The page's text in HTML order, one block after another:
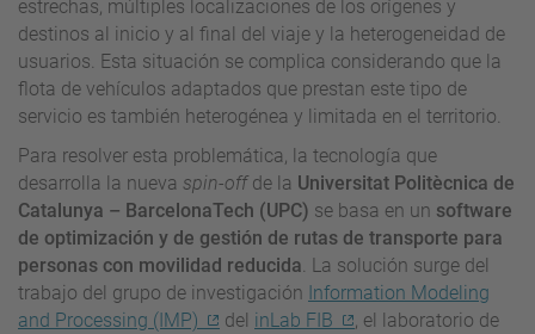
estrechas, múltiples localizaciones de los orígenes y
destinos al inicio y al final del viaje y la heterogeneidad de
usuarios. Esta situación se complica considerando que la
flota de vehículos adaptados que prestan este tipo de
servicio es también heterogénea y limitada en el territorio.
Para resolver esta problemática, la tecnología que
desarrolla la nueva spin-offde la Universitat Politècnica de
Catalunya – BarcelonaTech (UPC) se basa en un software
de optimización y de gestión de rutas de transporte para
personas con movilidad reducida. La solución surge del
trabajo del grupo de investigación Information Modeling
and Processing (IMP)
del inLab FIB
, el laboratorio de